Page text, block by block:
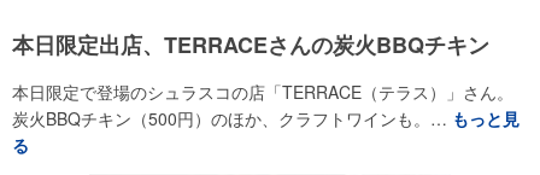
本日限定出店、TERRACEさんの炭火BBQチキン
本日限定で登場のシュラスコの店「TERRACE（テラス）」さん。
炭火BBQチキン（500円）のほか、クラフトワインも。… もっと見
る